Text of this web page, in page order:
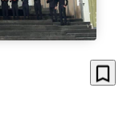
bookmark_border